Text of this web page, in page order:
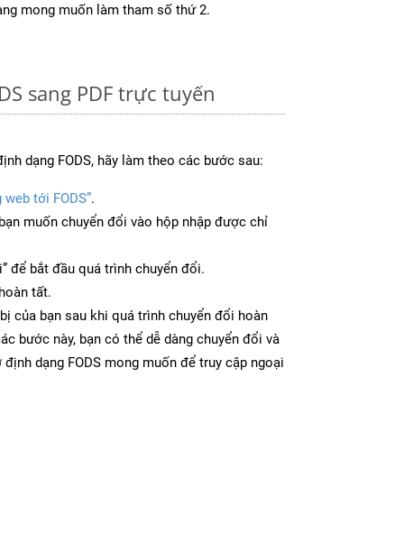
mong muốn làm tham số thứ 2.
sang PDF trực tuyến
dạng FODS, hãy làm theo các bước sau:
web tới FODS”.
muốn chuyển đổi vào hộp nhập được chỉ
để bắt đầu quá trình chuyển đổi.
tất.
của bạn sau khi quá trình chuyển đổi hoàn
bước này, bạn có thể dễ dàng chuyển đổi và
dạng FODS mong muốn để truy cập ngoại